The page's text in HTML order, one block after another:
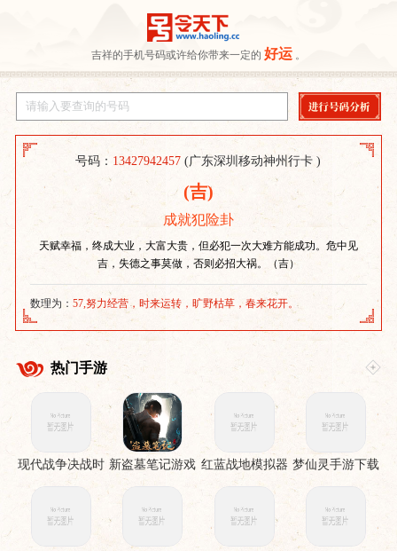
吉祥的手机号码或许给你带来一定的 好运 。
号码： 13427942457 (广东深圳移动神州行卡 )
(吉)
成就犯险卦
天赋幸福，终成大业，大富大贵，但必犯一次大难方能成功。危中见
吉，失德之事莫做，否则必招大祸。（吉）
数理为：57,努力经营，时来运转，旷野枯草，春来花开。
热门手游
现代战争决战时
刻手机版
新盗墓笔记游戏 红蓝战地模拟器
手游
梦仙灵手游下载